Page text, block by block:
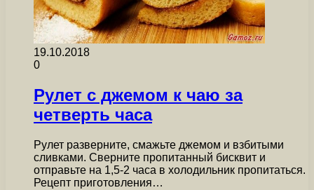
19.10.2018
0
Рулет с джемом к чаю за
четверть часа
Рулет разверните, смажьте джемом и взбитыми
сливками. Сверните пропитанный бисквит и
отправьте на 1,5-2 часа в холодильник пропитаться.
Рецепт приготовления…